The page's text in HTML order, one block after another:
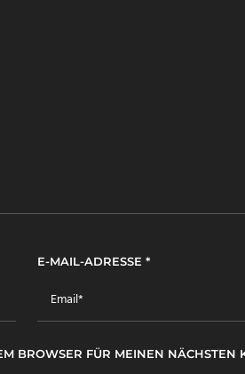
E-MAIL-ADRESSE *
BROWSER FÜR MEINEN NÄCHSTEN